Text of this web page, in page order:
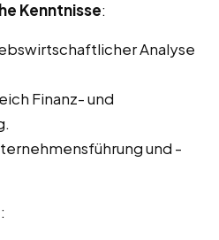
Kenntnisse:
Analyse
Finanz- und
und -
: